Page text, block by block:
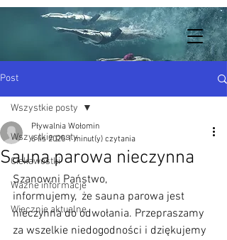
Post
Wszystkie posty
Ciekawostki
Ważne informacje
Wiecznie aktualne
Wszystkie posty
Sauna parowa nieczynna
Pływalnia Wołomin
6 lis 2025 1 minut(y) czytania
Szanowni Państwo,
informujemy,  że sauna parowa jest
nieczynna do odwołania. Przepraszamy
za wszelkie niedogodności i dziękujemy